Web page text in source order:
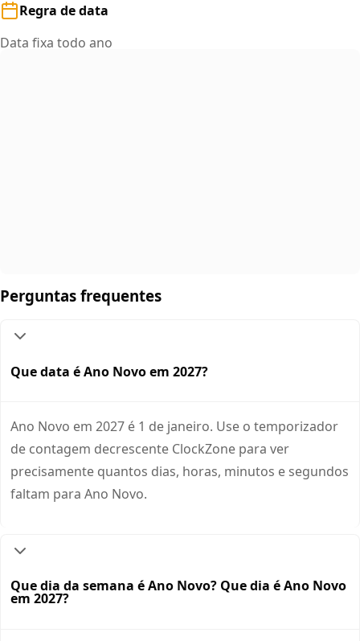
Regra de data
Data fixa todo ano
Perguntas frequentes
Que data é Ano Novo em 2027?
Ano Novo em 2027 é 1 de janeiro. Use o temporizador
de contagem decrescente ClockZone para ver
precisamente quantos dias, horas, minutos e segundos
faltam para Ano Novo.
Que dia da semana é Ano Novo? Que dia é Ano Novo
em 2027?